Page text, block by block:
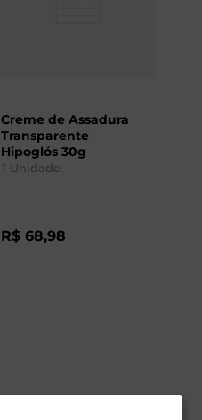
Creme de Assadura
Transparente
Hipoglós 30g
1 Unidade
R$ 68,98